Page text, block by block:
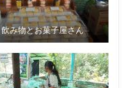
飲み物とお菓子屋さん